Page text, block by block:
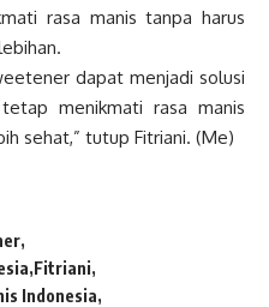
rasa manis tanpa harus
dapat menjadi solusi
menikmati rasa manis
sehat,” tutup Fitriani. (Me)
Fitriani
Indonesia